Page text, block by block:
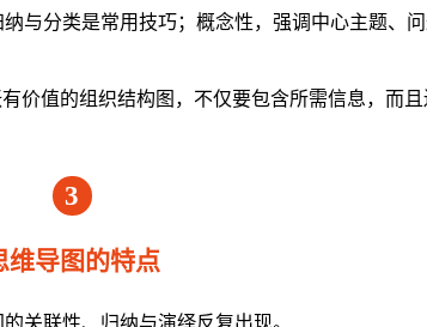
分类是常用技巧；概念性，强调中心主题、
值的组织结构图，不仅要包含所需信息，而
3
维导图的特点
关联性、归纳与演绎反复出现。